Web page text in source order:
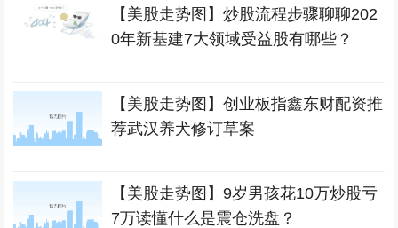
【美股走势图】炒股流程步骤聊聊202
0年新基建7大领域受益股有哪些？
【美股走势图】创业板指鑫东财配资推
荐武汉养犬修订草案
【美股走势图】9岁男孩花10万炒股亏
7万读懂什么是震仓洗盘？